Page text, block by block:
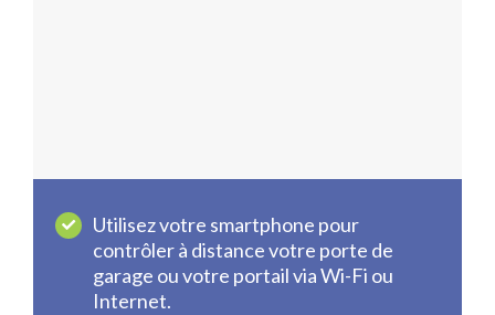
Utilisez votre smartphone pour
contrôler à distance votre porte de
garage ou votre portail via Wi-Fi ou
Internet.